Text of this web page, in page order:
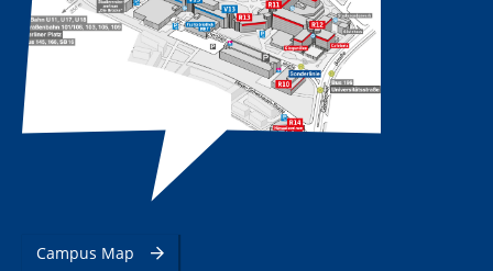
Campus Map